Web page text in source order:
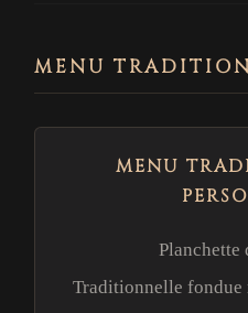
MENU
MENU
Planchette
Traditionnelle